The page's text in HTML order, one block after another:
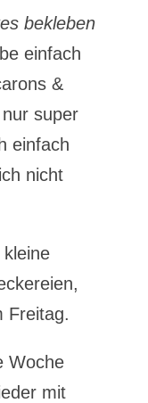
bekleben
einfach
&
super
einfach
nicht
Freitag.
Woche
mit